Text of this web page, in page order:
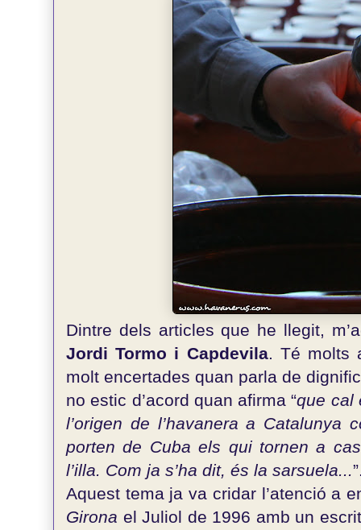
Dintre dels articles que he llegit,
Jordi Tormo i Capdevila. Té molts
molt encertades quan parla de
no estic d’acord quan afirma “que cal
l’origen de l’havanera a Catalunya
porten de Cuba els qui tornen a
l’illa. Com ja s’ha dit, és la sarsuela...
Aquest tema ja va cridar l’atenció a
Girona el Juliol de 1996 amb un